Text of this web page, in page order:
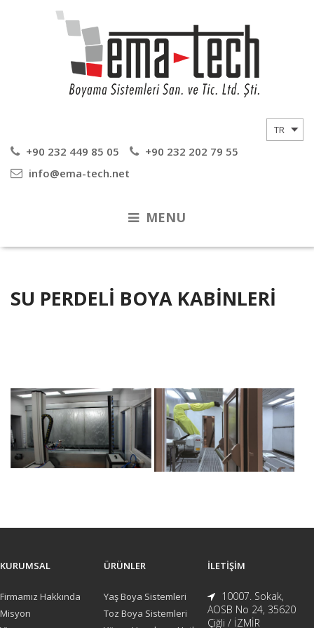
+90 232 449 85 05
+90 232 202 79 55
info@ema-tech.net
MENU
SU PERDELI BOYA KABINLERI
KURUMSAL
Firmamız Hakkında
Misyon
ÜRÜNLER
Yaş Boya Sistemleri
Toz Boya Sistemleri
İLETIŞIM
10007. Sokak,
AOSB No 24, 35620
Çiğli / İZMİR